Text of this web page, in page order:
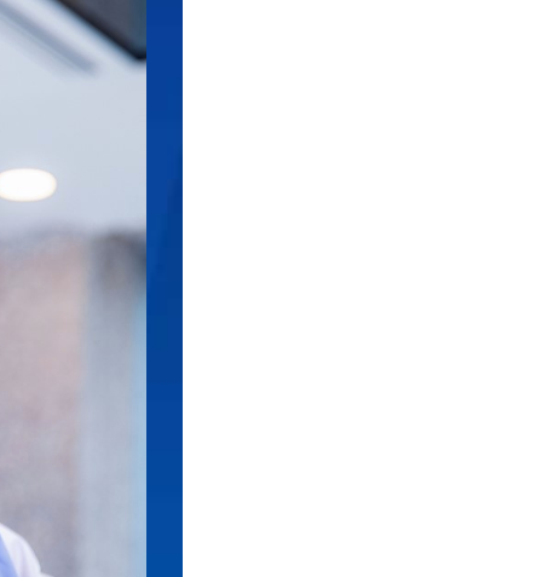
被认定
金属纤维
先进优